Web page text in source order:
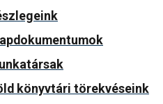
könyvtári törekvéseink